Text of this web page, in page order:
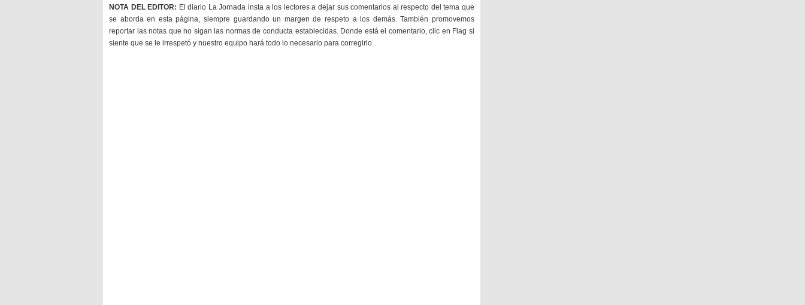
NOTA DEL EDITOR: El diario La Jornada insta a los lectores a dejar sus comentarios al respecto del tema que
se aborda en esta página, siempre guardando un margen de respeto a los demás. También promovemos
reportar las notas que no sigan las normas de conducta establecidas. Donde está el comentario, clic en Flag si
siente que se le irrespetó y nuestro equipo hará todo lo necesario para corregirlo.